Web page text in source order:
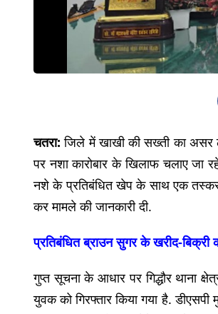
चतरा: जिले में खाखी की सख्ती का असर
पर नशा कारोबार के खिलाफ चलाए जा
नशे के प्रतिबंधित खेप के साथ एक तस्कर
कर मामले की जानकारी दी.
प्रतिबंधित ब्राउन सुगर के खरीद-बिक्री
गुप्त सूचना के आधार पर गिद्धौर थाना
युवक को गिरफ्तार किया गया है.